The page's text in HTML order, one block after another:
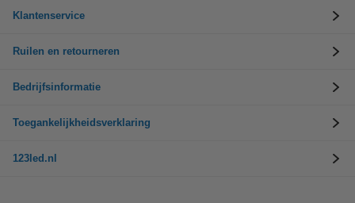
Klantenservice
Ruilen en retourneren
Bedrijfsinformatie
Toegankelijkheidsverklaring
123led.nl